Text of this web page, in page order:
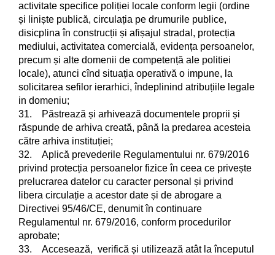
activitate specifice poliției locale conform legii (ordine
și liniște publică, circulația pe drumurile publice,
disicplina în construcții și afișajul stradal, protecția
mediului, activitatea comercială, evidența persoanelor,
precum și alte domenii de competență ale politiei
locale), atunci cînd situația operativă o impune, la
solicitarea sefilor ierarhici, îndeplinind atribuțiile legale
in domeniu;
31. Păstrează și arhivează documentele proprii și
răspunde de arhiva creată, până la predarea acesteia
către arhiva instituției;
32. Aplică prevederile Regulamentului nr. 679/2016
privind protecția persoanelor fizice în ceea ce privește
prelucrarea datelor cu caracter personal și privind
libera circulație a acestor date și de abrogare a
Directivei 95/46/CE, denumit în continuare
Regulamentul nr. 679/2016, conform procedurilor
aprobate;
33. Accesează, verifică și utilizează atât la începutul